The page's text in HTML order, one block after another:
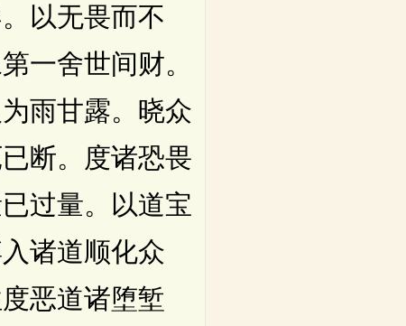
以无畏而不
一舍世间财。
雨甘露。晓众
断。度诸恐畏
过量。以道宝
诸道顺化众
恶道诸堕堑